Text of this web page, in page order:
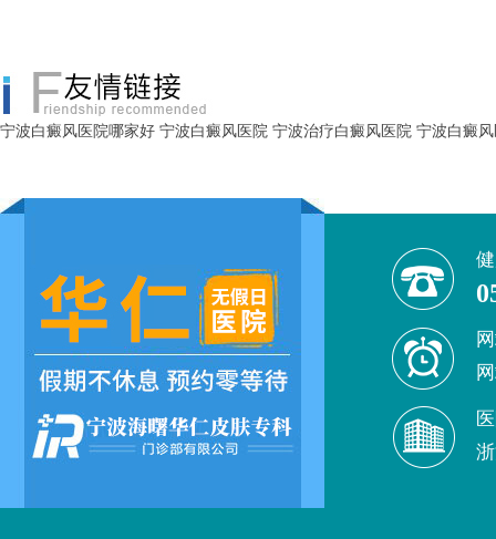
宁波白癜风医院哪家好 宁波白癜风医院 宁波治疗白癜风医院 宁波白癜